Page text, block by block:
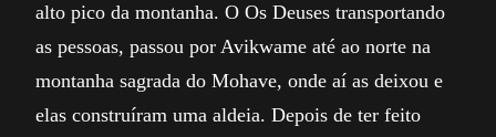
alto pico da montanha. O Os Deuses transportando
as pessoas, passou por Avikwame até ao norte na
montanha sagrada do Mohave, onde aí as deixou e
elas construíram uma aldeia. Depois de ter feito